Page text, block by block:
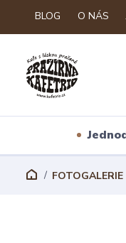
BLOG O NÁS
FOTOGALERIE